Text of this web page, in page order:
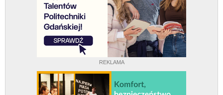
REKLAMA